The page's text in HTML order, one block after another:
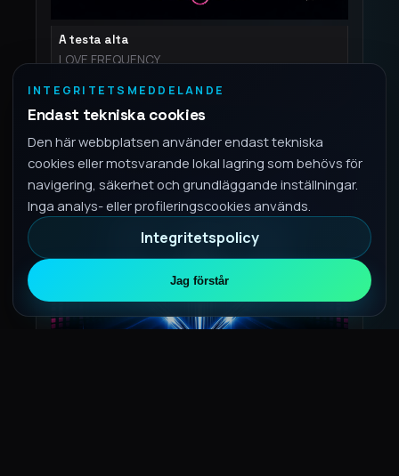
A testa alta
LOVE FREQUENCY
3:35
INTEGRITETSMEDDELANDE
Endast tekniska cookies
Den här webbplatsen använder endast tekniska
cookies eller motsvarande lokal lagring som behövs för
navigering, säkerhet och grundläggande inställningar.
Inga analys- eller profileringscookies används.
Integritetspolicy
Jag förstår